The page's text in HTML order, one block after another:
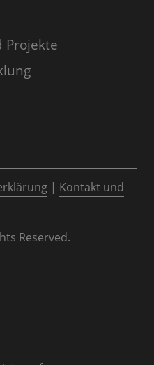
Projekte
| Kontakt und
Reserved.